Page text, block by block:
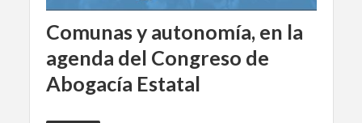
Comunas y autonomía, en la
agenda del Congreso de
Abogacía Estatal